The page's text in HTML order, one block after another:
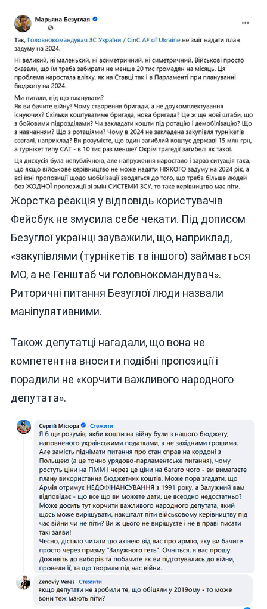
Жорстка реакція у відповідь користувачів
Фейсбук не змусила себе чекати. Під дописом
Безуглої українці зауважили, що, наприклад,
«закупівлями (турнікетів та іншого) займається
МО, а не Генштаб чи головнокомандувач».
Риторичні питання Безуглої люди назвали
маніпулятивними.
Також депутатці нагадали, що вона не
компетентна вносити подібні пропозиції і
порадили не «корчити важливого народного
депутата».